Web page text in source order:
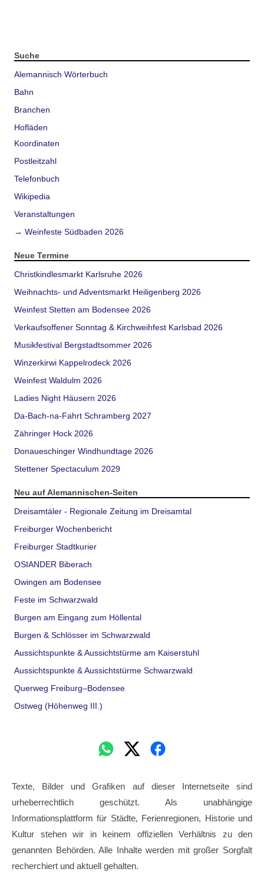
Suche
Alemannisch Wörterbuch
Bahn
Branchen
Hofläden
Koordinaten
Postleitzahl
Telefonbuch
Wikipedia
Veranstaltungen
→ Weinfeste Südbaden 2026
Neue Termine
Christkindlesmarkt Karlsruhe 2026
Weihnachts- und Adventsmarkt Heiligenberg 2026
Weinfest Stetten am Bodensee 2026
Verkaufsoffener Sonntag & Kirchweihfest Karlsbad 2026
Musikfestival Bergstadtsommer 2026
Winzerkirwi Kappelrodeck 2026
Weinfest Waldulm 2026
Ladies Night Häusern 2026
Da-Bach-na-Fahrt Schramberg 2027
Zähringer Hock 2026
Donaueschinger Windhundtage 2026
Stettener Spectaculum 2029
Neu auf Alemannischen-Seiten
Dreisamtäler - Regionale Zeitung im Dreisamtal
Freiburger Wochenbericht
Freiburger Stadtkurier
OSIANDER Biberach
Owingen am Bodensee
Feste im Schwarzwald
Burgen am Eingang zum Höllental
Burgen & Schlösser im Schwarzwald
Aussichtspunkte & Aussichtstürme am Kaiserstuhl
Aussichtspunkte & Aussichtstürme Schwarzwald
Querweg Freiburg–Bodensee
Ostweg (Höhenweg III.)
Texte, Bilder und Grafiken auf dieser Internetseite sind
urheberrechtlich geschützt. Als unabhängige
Informationsplattform für Städte, Ferienregionen, Historie und
Kultur stehen wir in keinem offiziellen Verhältnis zu den
genannten Behörden. Alle Inhalte werden mit großer Sorgfalt
recherchiert und aktuell gehalten.